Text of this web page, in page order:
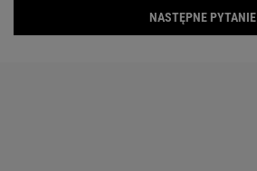
NASTĘPNE PYTANIE